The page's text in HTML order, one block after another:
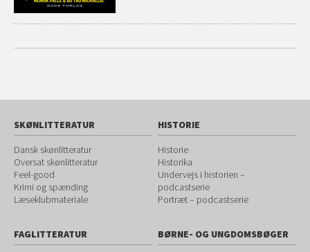
SKØNLITTERATUR
Dansk skønlitteratur
Oversat skønlitteratur
Feel-good
Krimi og spænding
Læseklubmateriale
HISTORIE
Historie
Historika
Undervejs i historien –
podcastserie
Portræt – podcastserie
FAGLITTERATUR
BØRNE- OG UNGDOMSBØGER